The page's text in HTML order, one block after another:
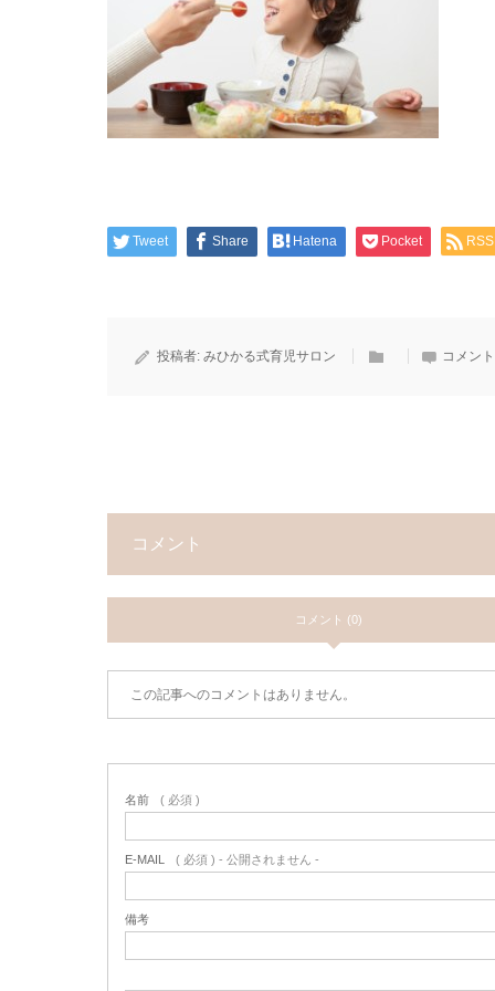
Tweet Share Hatena Pocket RSS
投稿者: みひかる式育児サロン コメン
コメント
コメント (0)
この記事へのコメントはありません。
名前 ( 必須 )
E-MAIL ( 必須 ) - 公開されません -
備考